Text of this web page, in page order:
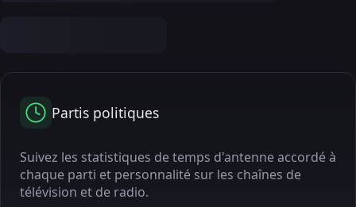
Partis politiques
Suivez les statistiques de temps d'antenne accordé à
chaque parti et personnalité sur les chaînes de
télévision et de radio.